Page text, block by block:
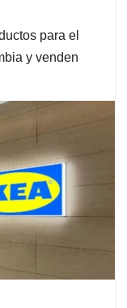
para el
y venden